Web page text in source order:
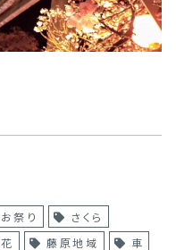
お祭り
さくら
花 藤原地域
車